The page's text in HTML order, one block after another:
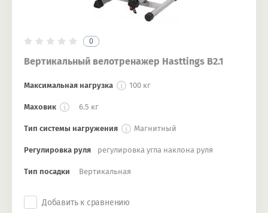
0
Вертикальный велотренажер Hasttings B2.1
Максимальная нагрузка 100 кг
Маховик 6.5 кг
Тип системы нагружения Магнитный
Регулировка руля регулировка угла наклона руля
Тип посадки Вертикальная
Добавить к сравнению